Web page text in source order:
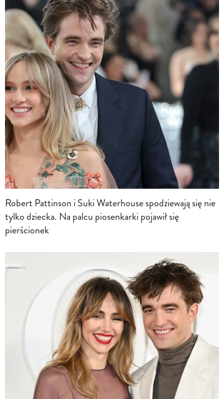
Robert Pattinson i Suki Waterhouse spodziewają się nie
tylko dziecka. Na palcu piosenkarki pojawił się
pierścionek